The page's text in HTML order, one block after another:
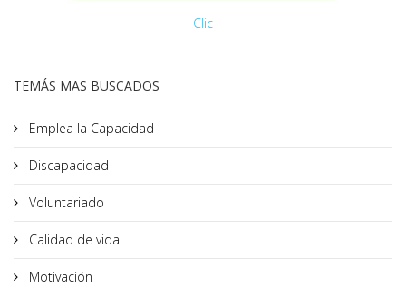
Clic
TEMÁS MAS BUSCADOS
Emplea la Capacidad
Discapacidad
Voluntariado
Calidad de vida
Motivación